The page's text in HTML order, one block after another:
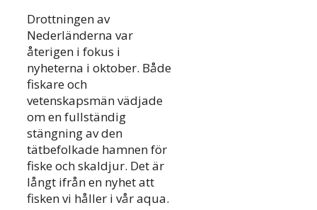
Drottningen av
Nederländerna var
återigen i fokus i
nyheterna i oktober. Både
fiskare och
vetenskapsmän vädjade
om en fullständig
stängning av den
tätbefolkade hamnen för
fiske och skaldjur. Det är
långt ifrån en nyhet att
fisken vi håller i vår aqua.